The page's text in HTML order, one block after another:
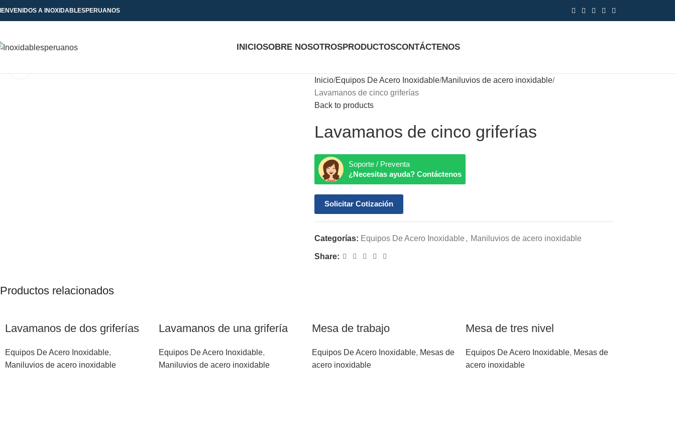
A INOXIDABLESPERUANOS
INICIOSOBRE NOSOTROSPRODUCTOSCONTÁCTENOS
Inicio Equipos De Acero Inoxidable Maniluvios de acero inoxidable
Lavamanos de cinco griferías
Back to products
Lavamanos de cinco griferías
Soporte / Preventa
¿Necesitas ayuda? Contáctenos
Solicitar Cotización
Categorías: Equipos De Acero Inoxidable , Maniluvios de acero inoxidable
Share:
Productos relacionados
Lavamanos de dos griferías
Equipos De Acero Inoxidable,
Maniluvios de acero inoxidable
Lavamanos de una grifería
Equipos De Acero Inoxidable,
Maniluvios de acero inoxidable
Mesa de trabajo
Equipos De Acero Inoxidable, Mesas de
acero inoxidable
Mesa de tres nivel
Equipos De Acero Inoxidable, Mesas de
acero inoxidable